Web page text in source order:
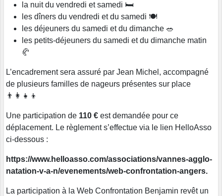
la nuit du vendredi et samedi 🛏️
les dîners du vendredi et du samedi 🍽️
les déjeuners du samedi et du dimanche 🥗
les petits-déjeuners du samedi et du dimanche matin
🥐
L’encadrement sera assuré par Jean Michel, accompagné
de plusieurs familles de nageurs présentes sur place
👨‍👩‍👧‍👦
Une participation de 110 € est demandée pour ce
déplacement. Le règlement s’effectue via le lien HelloAsso
ci-dessous :
https://www.helloasso.com/associations/vannes-agglo-
natation-v-a-n/evenements/web-confrontation-angers.
La participation à la Web Confrontation Benjamin revêt un